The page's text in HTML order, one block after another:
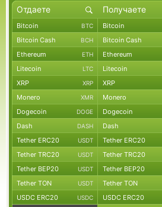
Bitcoin BTC Bitcoin
Bitcoin Cash BCH Bitcoin Cash
Ethereum ETH Ethereum
Litecoin LTC Litecoin
XRP XRP XRP
Monero XMR Monero
Dogecoin DOGE Dogecoin
Dash DASH Dash
Tether ERC20 USDT Tether ERC20
Tether TRC20 USDT Tether TRC20
Tether BEP20 USDT Tether BEP20
Tether TON USDT Tether TON
USDC ERC20 USDC USDC ERC20